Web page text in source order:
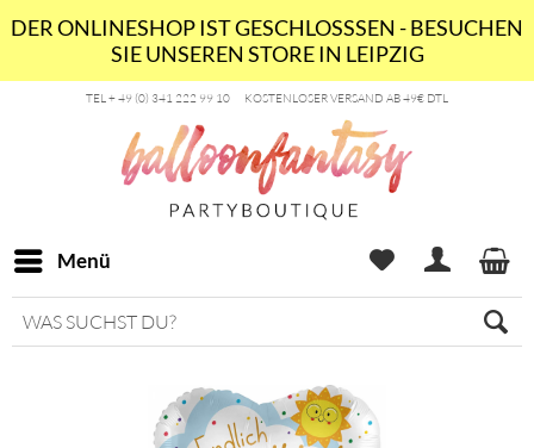
DER ONLINESHOP IST GESCHLOSSSEN - BESUCHEN
SIE UNSEREN STORE IN LEIPZIG
TEL + 49 (0) 341 222 99 10 KOSTENLOSER VERSAND AB 49€ DTL
Menü